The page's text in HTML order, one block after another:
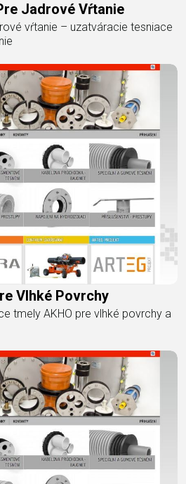
Jadrové Vŕtanie
vŕtanie – uzatváracie tesniace
Vlhké Povrchy
tmely AKHO pre vlhké povrchy a